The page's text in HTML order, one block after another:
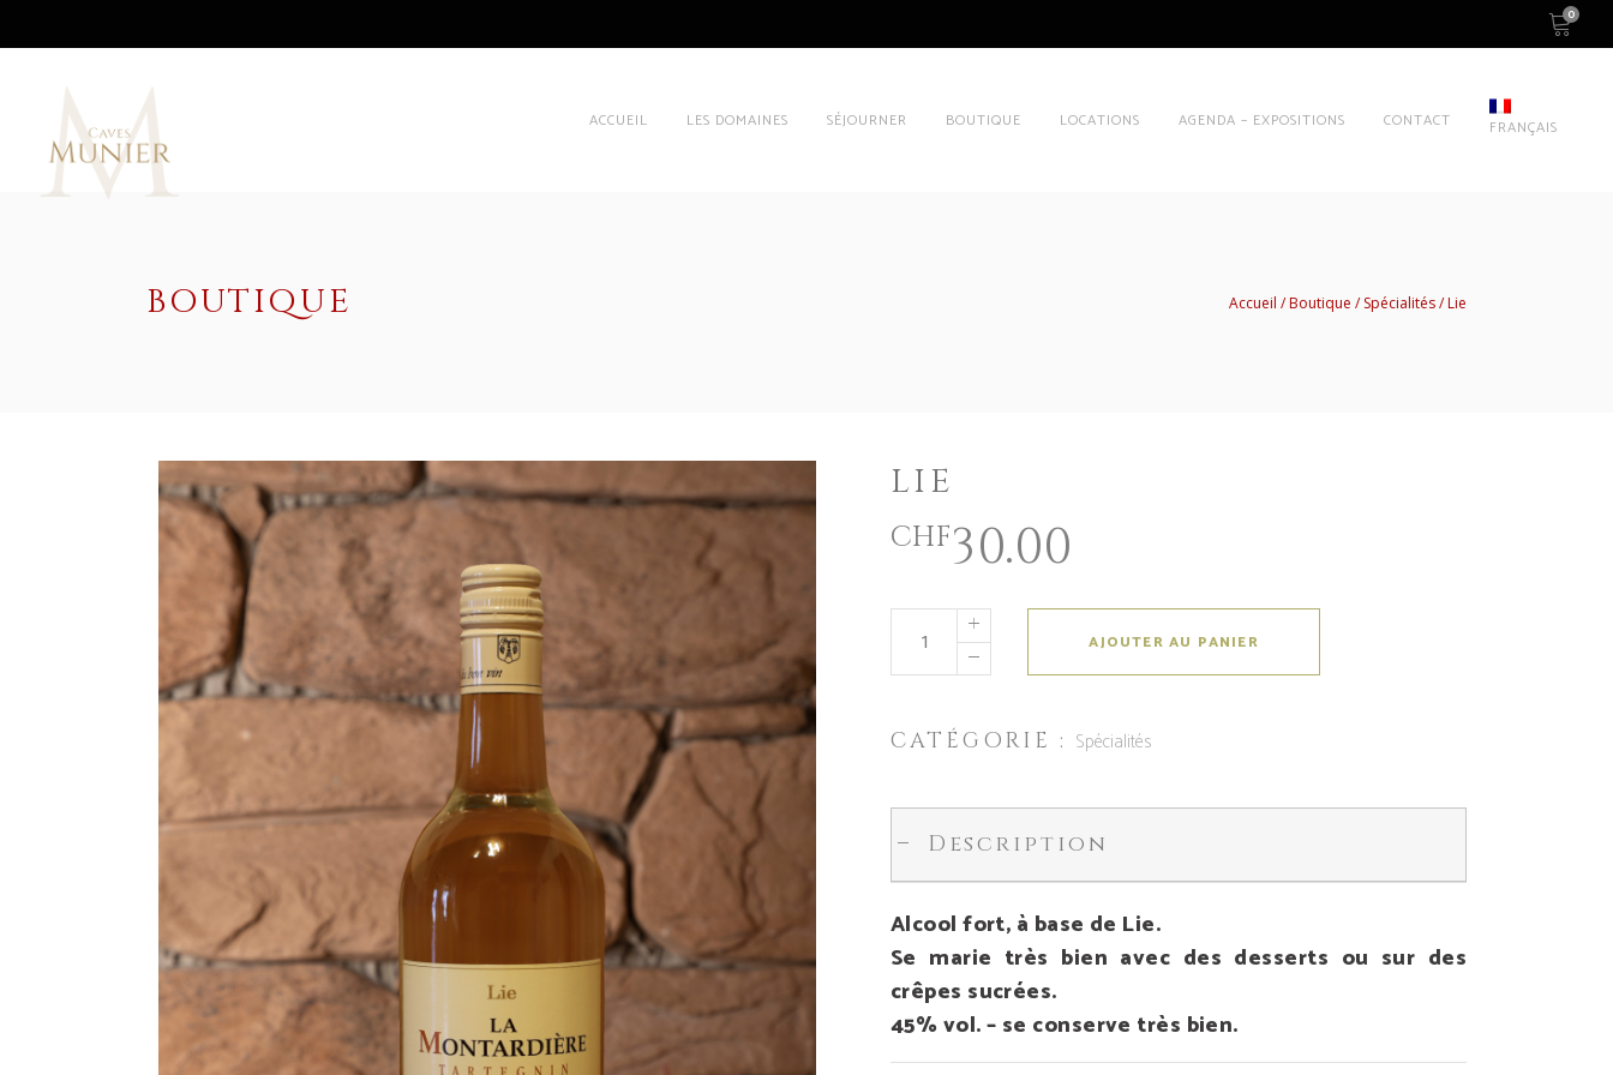
0
ACCUEIL LES DOMAINES SÉJOURNER BOUTIQUE LOCATIONS AGENDA – EXPOSITIONS CONTACT FRANÇAIS
BOUTIQUE Accueil Boutique Spécialités Lie
LIE
CHF30.00
AJOUTER AU PANIER
CATÉGORIE : Spécialités
Description
Alcool fort, à base de Lie.
Se marie très bien avec des desserts ou sur des
crêpes sucrées.
45% vol. – se conserve très bien.